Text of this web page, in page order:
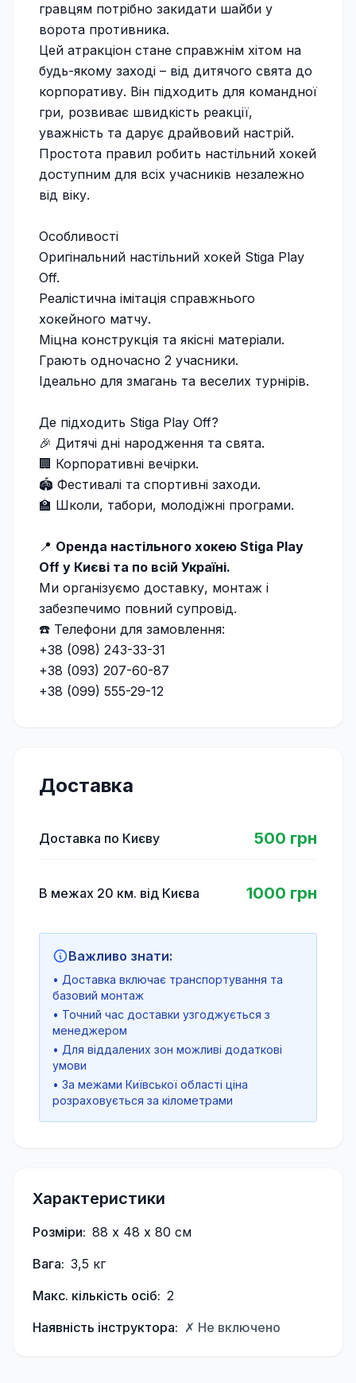
гравцям потрібно закидати шайби у
ворота противника.
Цей атракціон стане справжнім хітом на
будь-якому заході – від дитячого свята до
корпоративу. Він підходить для командної
гри, розвиває швидкість реакції,
уважність та дарує драйвовий настрій.
Простота правил робить настільний хокей
доступним для всіх учасників незалежно
від віку.
Особливості
Оригінальний настільний хокей Stiga Play
Off.
Реалістична імітація справжнього
хокейного матчу.
Міцна конструкція та якісні матеріали.
Грають одночасно 2 учасники.
Ідеально для змагань та веселих турнірів.
Де підходить Stiga Play Off?
🎉 Дитячі дні народження та свята.
🏢 Корпоративні вечірки.
🏟 Фестивалі та спортивні заходи.
🏫 Школи, табори, молодіжні програми.
📍 Оренда настільного хокею Stiga Play
Off у Києві та по всій Україні.
Ми організуємо доставку, монтаж і
забезпечимо повний супровід.
☎️ Телефони для замовлення:
+38 (098) 243-33-31
+38 (093) 207-60-87
+38 (099) 555-29-12
Доставка
Доставка по Києву 500 грн
В межах 20 км. від Києва 1000 грн
Важливо знати:
• Доставка включає транспортування та
базовий монтаж
• Точний час доставки узгоджується з
менеджером
• Для віддалених зон можливі додаткові
умови
• За межами Київської області ціна
розраховується за кілометрами
Характеристики
Розміри: 88 х 48 х 80 см
Вага: 3,5 кг
Макс. кількість осіб: 2
Наявність інструктора: ✗ Не включено